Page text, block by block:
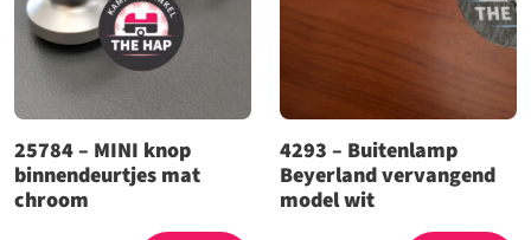
25784 – MINI knop
binnendeurtjes mat
chroom
4293 – Buitenlamp
Beyerland vervangend
model wit